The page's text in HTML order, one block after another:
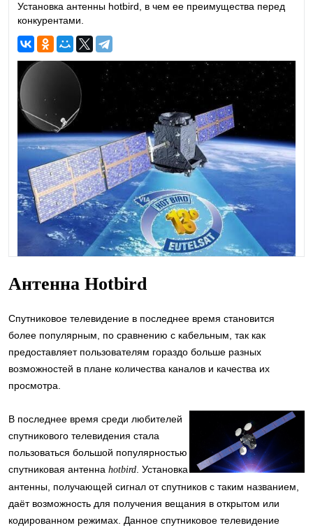
Установка антенны hotbird, в чем ее преимущества перед
конкурентами.
Антенна Hotbird
Спутниковое телевидение в последнее время становится
более популярным, по сравнению с кабельным, так как
предоставляет пользователям гораздо больше разных
возможностей в плане количества каналов и качества их
просмотра.
В последнее время среди любителей
спутникового телевидения стала
пользоваться большой популярностью
спутниковая антенна hotbird . Установка
антенны, получающей сигнал от спутников с таким названием,
даёт возможность для получения вещания в открытом или
кодированном режимах. Данное спутниковое телевидение